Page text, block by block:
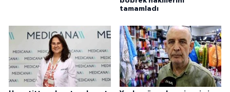
tamamladı